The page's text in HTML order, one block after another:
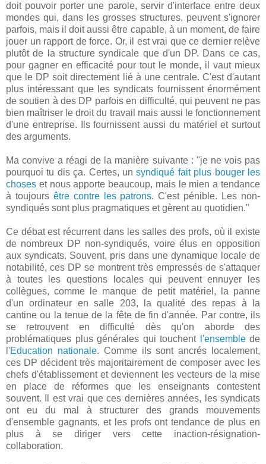
doit pouvoir porter une parole, servir d'interface entre deux
mondes qui, dans les grosses structures, peuvent s'ignorer
parfois, mais il doit aussi être capable, à un moment, de faire
jouer un rapport de force. Or, il est vrai que ce dernier relève
plutôt de la structure syndicale que d'un DP. Dans ce cas,
pour gagner en efficacité pour tout le monde, il vaut mieux
que le DP soit directement lié à une centrale. C'est d'autant
plus intéressant que les syndicats fournissent énormément
de soutien à des DP parfois en difficulté, qui peuvent ne pas
bien maîtriser le droit du travail mais aussi le fonctionnement
d'une entreprise. Ils fournissent aussi du matériel et surtout
des arguments.
Ma convive a réagi de la manière suivante : "je ne vois pas
pourquoi tu dis ça. Certes, unsyndiqué fait plus bouger les
choses et nous apporte beaucoup, mais le mien a tendance
à toujours être contre les patrons. C'est pénible. Les non-
syndiqués sont plus pragmatiques et gèrent au quotidien."
Ce débat est récurrent dans les salles des profs, où il existe
de nombreux DP non-syndiqués, voire élus en opposition
aux syndicats. Souvent, pris dans une dynamique locale de
notabilité, ces DP se montrent très empressés de s'attaquer
à toutes les questions locales qui peuvent ennuyer les
collègues, comme le manque de petit matériel, la panne
d'un ordinateur en salle 203, la qualité des repas à la
cantine ou la tenue de la fête de fin d'année. Par contre, ils
se retrouvent en difficulté dès qu'on aborde des
problématiques plus générales qui touchent l'ensemblede
'Education nationale. Comme ils sont ancrés localement,
ces DP décident très majoritairement de composer avec les
chefs d'établissement et deviennent les vecteurs de la mise
en place de réformes que les enseignants contestent
souvent. Il est vrai que ces dernières années, les syndicats
ont eu du mal à structurer des grands mouvements
d'ensemble gagnants, et les profs ont tendance de plus en
plus à se diriger vers cette inaction-résignation-
collaboration.